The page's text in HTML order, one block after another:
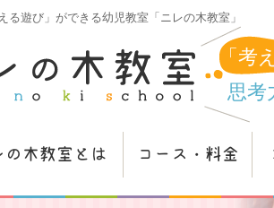
る遊び」ができる幼児教室「ニレの木教室」
「考
思考
の木教室とは コース・料金